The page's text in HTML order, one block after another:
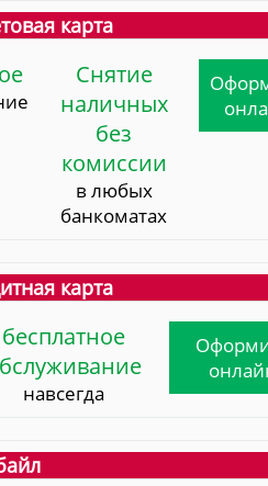
карта
Снятие
наличных
без
комиссии
в любых
банкоматах
карта
бесплатное
навсегда